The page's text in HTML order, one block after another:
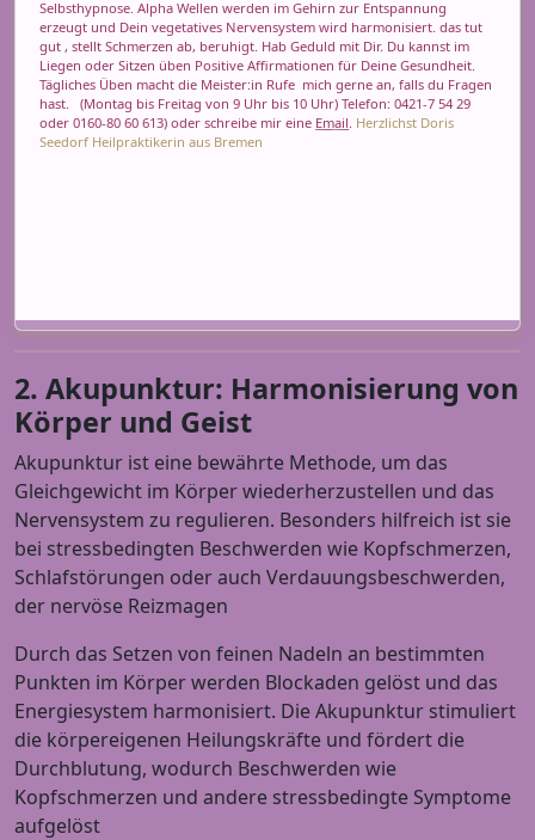
Selbsthypnose. Alpha Wellen werden im Gehirn zur Entspannung
erzeugt und Dein vegetatives Nervensystem wird harmonisiert. das tut
gut , stellt Schmerzen ab, beruhigt. Hab Geduld mit Dir. Du kannst im
Liegen oder Sitzen üben Positive Affirmationen für Deine Gesundheit.
Tägliches Üben macht die Meister:in Rufe mich gerne an, falls du Fragen
hast.
(Montag bis Freitag von 9 Uhr bis 10 Uhr) Telefon: 0421-7 54 29
oder 0160-80 60 613) oder schreibe mir eine Email Herzlichst Doris
Seedorf Heilpraktikerin aus Bremen
2. Akupunktur: Harmonisierung von
Körper und Geist
Akupunktur ist eine bewährte Methode, um das
Gleichgewicht im Körper wiederherzustellen und das
Nervensystem zu regulieren. Besonders hilfreich ist sie
bei stressbedingten Beschwerden wie Kopfschmerzen,
Schlafstörungen oder auch Verdauungsbeschwerden,
der nervöse Reizmagen
Durch das Setzen von feinen Nadeln an bestimmten
Punkten im Körper werden Blockaden gelöst und das
Energiesystem harmonisiert. Die Akupunktur stimuliert
die körpereigenen Heilungskräfte und fördert die
Durchblutung, wodurch Beschwerden wie
Kopfschmerzen und andere stressbedingte Symptome
aufgelöst